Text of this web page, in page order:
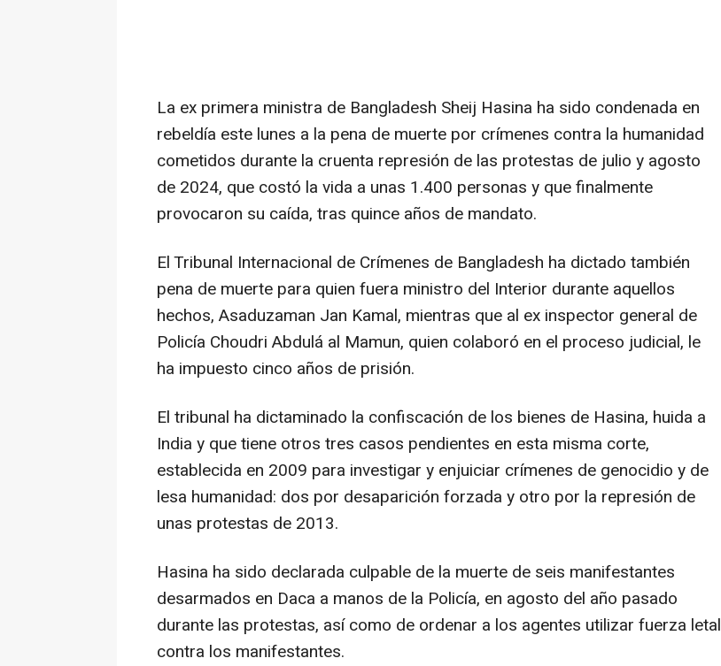
La ex primera ministra de Bangladesh Sheij Hasina ha sido condenada en
rebeldía este lunes a la pena de muerte por crímenes contra la humanidad
cometidos durante la cruenta represión de las protestas de julio y agosto
de 2024, que costó la vida a unas 1.400 personas y que finalmente
provocaron su caída, tras quince años de mandato.
El Tribunal Internacional de Crímenes de Bangladesh ha dictado también
pena de muerte para quien fuera ministro del Interior durante aquellos
hechos, Asaduzaman Jan Kamal, mientras que al ex inspector general de
Policía Choudri Abdulá al Mamun, quien colaboró en el proceso judicial, le
ha impuesto cinco años de prisión.
El tribunal ha dictaminado la confiscación de los bienes de Hasina, huida a
India y que tiene otros tres casos pendientes en esta misma corte,
establecida en 2009 para investigar y enjuiciar crímenes de genocidio y de
lesa humanidad: dos por desaparición forzada y otro por la represión de
unas protestas de 2013.
Hasina ha sido declarada culpable de la muerte de seis manifestantes
desarmados en Daca a manos de la Policía, en agosto del año pasado
durante las protestas, así como de ordenar a los agentes utilizar fuerza letal
contra los manifestantes.